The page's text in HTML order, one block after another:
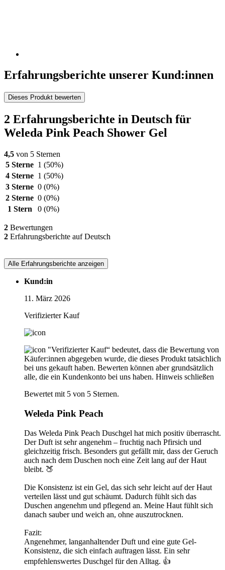
Erfahrungsberichte unserer Kund:innen
Dieses Produkt bewerten
2 Erfahrungsberichte in Deutsch für
Weleda Pink Peach Shower Gel
4,5 von 5 Sternen
5 Sterne 1 (50%)
4 Sterne 1 (50%)
3 Sterne 0 (0%)
2 Sterne 0 (0%)
1 Stern
0 (0%)
2 Bewertungen
2 Erfahrungsberichte auf Deutsch
Alle Erfahrungsberichte anzeigen
Kund:in
11. März 2026
Verifizierter Kauf
"Verifizierter Kauf“ bedeutet, dass die Bewertung von
Käufer:innen abgegeben wurde, die dieses Produkt tatsächlich
bei uns gekauft haben. Bewerten können aber grundsätzlich
alle, die ein Kundenkonto bei uns haben. Hinweis schließen
Bewertet mit 5 von 5 Sternen.
Weleda Pink Peach
Das Weleda Pink Peach Duschgel hat mich positiv überrascht.
Der Duft ist sehr angenehm – fruchtig nach Pfirsich und
gleichzeitig frisch. Besonders gut gefällt mir, dass der Geruch
auch nach dem Duschen noch eine Zeit lang auf der Haut
bleibt. 🍑
Die Konsistenz ist ein Gel, das sich sehr leicht auf der Haut
verteilen lässt und gut schäumt. Dadurch fühlt sich das
Duschen angenehm und pflegend an. Meine Haut fühlt sich
danach sauber und weich an, ohne auszutrocknen.
Fazit:
Angenehmer, langanhaltender Duft und eine gute Gel-
Konsistenz, die sich einfach auftragen lässt. Ein sehr
empfehlenswertes Duschgel für den Alltag. 👍